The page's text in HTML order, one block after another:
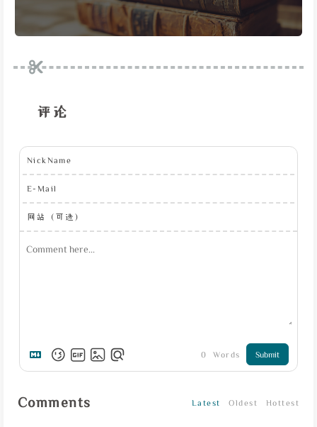
评论
NickName
E-Mail
网站（可选）
0 Words Submit
Comments Latest Oldest Hottest